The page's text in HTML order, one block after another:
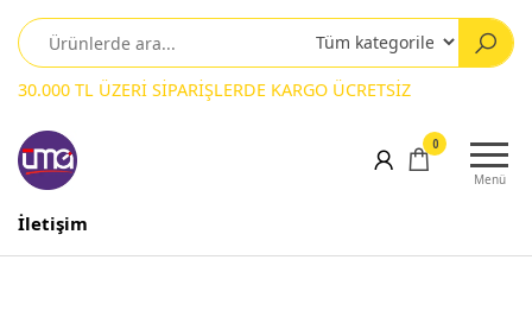
30.000 TL ÜZERİ SİPARİŞLERDE KARGO ÜCRETSİZ
Menü
0
İletişim